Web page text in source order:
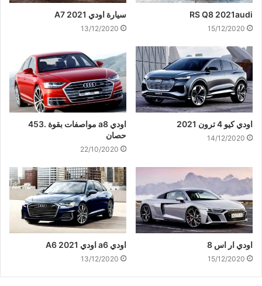
RS Q8 2021audi
15/12/2020
سيارة اودي A7 2021
13/12/2020
اودي كيو 4 ترون 2021
14/12/2020
اودي a8 مواصفات بقوة .453
حصان
22/10/2020
اودي ار اس 8
15/12/2020
اودي a6 اودي A6 2021
13/12/2020